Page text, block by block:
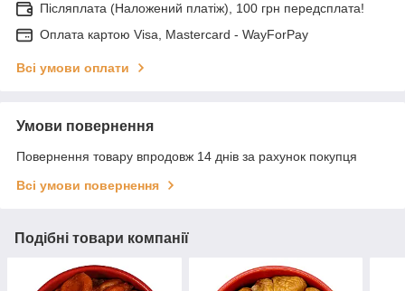
Післяплата (Наложений платіж), 100 грн передсплата!
Оплата картою Visa, Mastercard - WayForPay
Всі умови оплати
Умови повернення
Повернення товару впродовж 14 днів за рахунок покупця
Всі умови повернення
Подібні товари компанії